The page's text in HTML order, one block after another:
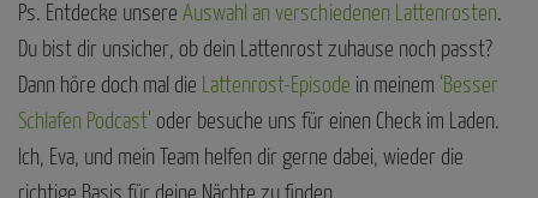
Ps. Entdecke unsere Auswahl an verschiedenen Lattenrosten.
Du bist dir unsicher, ob dein Lattenrost zuhause noch passt?
Dann höre doch mal die
Lattenrost-Episode in meinem ‘Besser
Schlafen Podcast’ oder besuche uns für einen Check im Laden.
Ich, Eva, und mein Team helfen dir gerne dabei, wieder die
richtige Basis für deine Nächte zu finden.